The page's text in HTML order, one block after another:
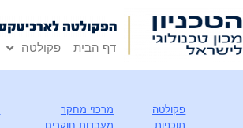
דף הבית פקולטה
פקולטה
תוכניות
מרכזי מחקר
מעבדות חוקרים